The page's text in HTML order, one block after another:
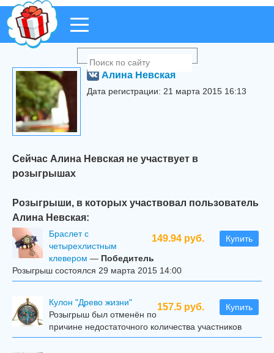
Алина Невская
Дата регистрации: 21 марта 2015 16:13
Сейчас Алина Невская не участвует в
розыгрышах
Розыгрыши, в которых участвовал пользователь
Алина Невская:
149.94 руб. Купить
Браслет с
четырехлистным
клевером — Победитель
Розыгрыш состоялся 29 марта 2015 14:00
157.5 руб. Купить
Кулон "Древо жизни"
Розыгрыш был отменён по
причине недостаточного количества участников